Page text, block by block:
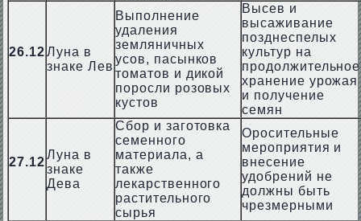
26.12Луна в
знаке Лев
Выполнение
удаления
земляничных
усов, пасынков
томатов и дикой
поросли розовых
кустов
Высев и
высаживание
позднеспелых
культур на
продолжительное
хранение урожая
и получение
семян
27.12
Луна в
знаке
Дева
Сбор и заготовка
семенного
материала, а
также
лекарственного
растительного
сырья
Оросительные
мероприятия и
внесение
удобрений не
должны быть
чрезмерными